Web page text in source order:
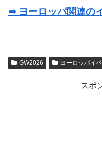
➡ ヨーロッパ関連の
GW2026 ヨーロッパイ
スポ